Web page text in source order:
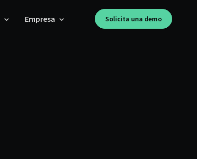
Empresa Solicita una demo